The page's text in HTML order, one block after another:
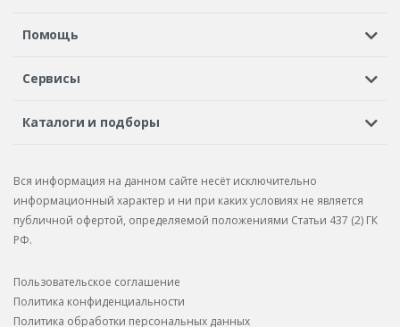
Регистрация или вход
Помощь
Шины в кредит
Сервисы
Автосервисы
Бонусная программа
Рекламации по услугам
Каталоги и подборы
Подбор запчастей
Каталог запчастей
Вся информация на данном сайте несёт исключительно
информационный характер и ни при каких условиях не является
публичной офертой, определяемой положениями Статьи 437 (2) ГК
РФ.
Пользовательское соглашение
Политика конфиденциальности
Политика обработки персональных данных